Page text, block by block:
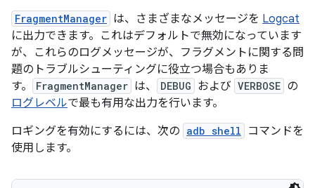
FragmentManager は、さまざまなメッセージを Logcat
に出力できます。これはデフォルトで無効になっています
が、これらのログメッセージが、フラグメントに関する問
題のトラブルシューティングに役立つ場合もありま
す。
FragmentManager は、 DEBUG および VERBOSE の
ログレベルで最も有用な出力を行います。
ロギングを有効にするには、次の adb shell
コマンドを
使用します。